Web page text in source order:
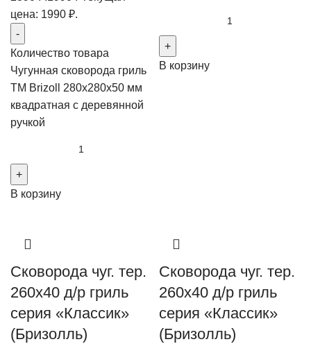
цена: 1990 ₽.
Количество товара
Чугунная сковорода гриль
ТМ Brizoll 280х280x50 мм
квадратная с деревянной
ручкой
В корзину
В корзину
Сковорода чуг. тер.
260х40 д/р гриль
серия «Классик»
(Бризолль)
Сковорода чуг. тер.
260х40 д/р гриль
серия «Классик»
(Бризолль)